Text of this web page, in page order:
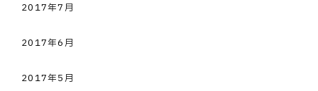
2017年7月
2017年6月
2017年5月